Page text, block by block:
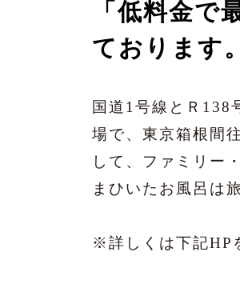
「低料金
ております。
国道1号線とＲ138
場で、東京箱根間
して、ファミリー
まひいたお風呂は
※詳しくは下記HP